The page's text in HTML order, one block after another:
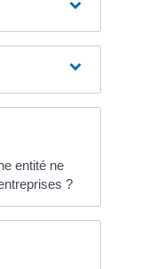
entité ne
?